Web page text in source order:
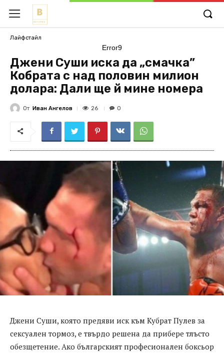
Лайфстайл
Error9
Джени Суши иска да „смачка”
Кобрата с над половин милион
долара: Дали ще й мине номера
От Иван Ангелов 26 0
Джени Суши, която предяви иск към Кубрат Пулев за
сексуален тормоз, е твърдо решена да прибере тлъсто
обезщетение. Ако българският професионален боксьор